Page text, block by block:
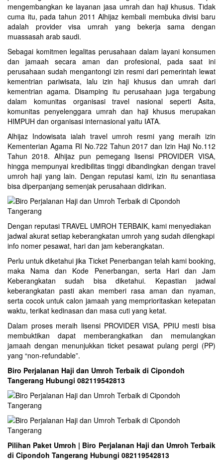
mengembangkan ke layanan jasa umrah dan haji khusus. Tidak
cuma itu, pada tahun 2011 Alhijaz kembali membuka divisi baru
adalah provider visa umrah yang bekerja sama dengan
muassasah arab saudi.
Sebagai komitmen legalitas perusahaan dalam layani konsumen
dan jamaah secara aman dan profesional, pada saat ini
perusahaan sudah mengantongi izin resmi dari pemerintah lewat
kementrian pariwisata, lalu izin haji khusus dan umrah dari
kementrian agama. Disamping itu perusahaan juga tergabung
dalam komunitas organisasi travel nasional seperti Asita,
komunitas penyelenggara umrah dan haji khusus merupakan
HIMPUH dan organisasi internasional yaitu IATA.
Alhijaz Indowisata ialah travel umroh resmi yang meraih izin
Kementerian Agama RI No.722 Tahun 2017 dan Izin Haji No.112
Tahun 2018. Alhijaz pun pemegang lisensi PROVIDER VISA,
hingga mempunyai kredibilitas tinggi dibandingkan dengan travel
umroh haji yang lain. Dengan reputasi kami, izin itu senantiasa
bisa diperpanjang semenjak perusahaan didirikan.
Dengan reputasi TRAVEL UMROH TERBAIK, kami menyediakan
jadwal akurat setiap keberangkatan umroh yang sudah dilengkapi
info nomer pesawat, hari dan jam keberangkatan.
Perlu untuk diketahui jika Ticket Penerbangan telah kami booking,
maka Nama dan Kode Penerbangan, serta Hari dan Jam
Keberangkatan sudah bisa diketahui. Kepastian jadwal
keberangkatan pasti akan memberi rasa aman dan nyaman,
serta cocok untuk calon jamaah yang memprioritaskan ketepatan
waktu, terikat kedinasan dan masa cuti yang ketat.
Dalam proses meraih lisensi PROVIDER VISA, PPIU mesti bisa
membuktikan dapat memberangkatkan dan memulangkan
jamaah dengan menunjukkan ticket pesawat pulang pergi (PP)
yang “non-refundable”.
Biro Perjalanan Haji dan Umroh Terbaik di Cipondoh
Tangerang Hubungi 082119542813
Pilihan Paket Umroh | Biro Perjalanan Haji dan Umroh Terbaik
di Cipondoh Tangerang Hubungi 082119542813